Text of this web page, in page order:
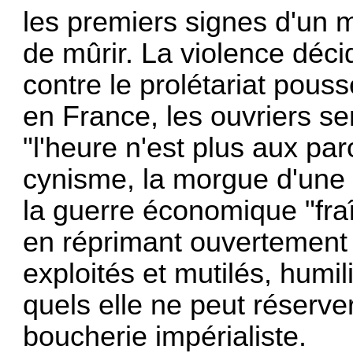
les premiers signes d'un
de mûrir. La violence
contre le prolétariat
en France, les ouvriers
"l'heure n'est plus aux
cynisme, la morgue
la guerre économique
en réprimant
exploités et mutilés,
quels elle ne peut
boucherie impérialiste.